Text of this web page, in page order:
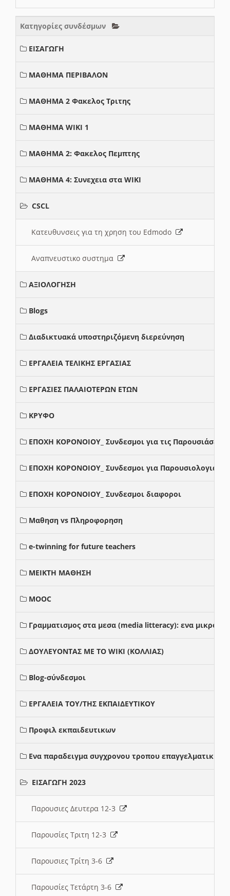
Κατηγορίες συνδέσμων
ΕΙΣΑΓΩΓΗ
ΜΑΘΗΜΑ ΠΕΡΙΒΑΛΟΝ
ΜΑΘΗΜΑ 2 Φακελος Τριτης
ΜΑΘΗΜΑ WIKI 1
ΜΑΘΗΜΑ 2: Φακελος Πεμπτης
ΜΑΘΗΜΑ 4: Συνεχεια στα WIKI
CSCL
Κατευθυνσεις για τη χρηση του Edmodo
Αναπνευστικο συστημα
ΑΞΙΟΛΟΓΗΣΗ
Blogs
Διαδικτυακά υποστηριζόμενη διερεύνηση
ΕΡΓΑΛΕΙΑ ΤΕΛΙΚΗΣ ΕΡΓΑΣΙΑΣ
ΕΡΓΑΣΙΕΣ ΠΑΛΑΙΟΤΕΡΩΝ ΕΤΩΝ
ΚΡΥΦΟ
ΕΠΟΧΗ ΚΟΡΟΝΟΙΟΥ_ Συνδεσμοι για τις Παρουσιάσεις
ΕΠΟΧΗ ΚΟΡΟΝΟΙΟΥ_ Συνδεσμοι για Παρουσιολογια
ΕΠΟΧΗ ΚΟΡΟΝΟΙΟΥ_ Συνδεσμοι διαφοροι
Μαθηση vs Πληροφορηση
e-twinning for future teachers
ΜΕΙΚΤΗ ΜΑΘΗΣΗ
MOOC
Γραμματισμος στα μεσα (media litteracy): ενα μικρο
ΔΟΥΛΕΥΟΝΤΑΣ ΜΕ ΤΟ WIKI (ΚΟΛΛΙΑΣ)
Blog-σύνδεσμοι
ΕΡΓΑΛΕΙΑ ΤΟΥ/ΤΗΣ ΕΚΠΑΙΔΕΥΤΙΚΟΥ
Προφιλ εκπαιδευτικων
Ενα παραδειγμα συγχρονου τροπου επαγγελματικης
ΕΙΣΑΓΩΓΗ 2023
Παρουσιες Δευτερα 12-3
Παρουσίες Τριτη 12-3
Παρουσιες Τρίτη 3-6
Παρουσίες Τετάρτη 3-6